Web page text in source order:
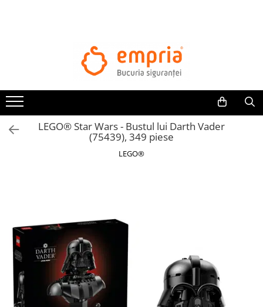
Bariere protectie pentru pat
Protectii mobilier
Banda protectie mobila copii
bebelusi
Protectii casa
Protectii utile
Poarta siguranta copii
Deflectoare pentru aer conditionat
LEGO® Star Wars - Bustul lui Darth Vader
(75439), 349 piese
LEGO®